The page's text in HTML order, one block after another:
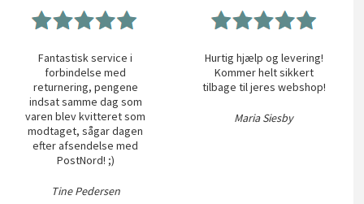
Fantastisk service i
forbindelse med
returnering, pengene
indsat samme dag som
varen blev kvitteret som
modtaget, sågar dagen
efter afsendelse med
PostNord! ;)
Tine Pedersen
Hurtig hjælp og levering!
Kommer helt sikkert
tilbage til jeres webshop!
Maria Siesby